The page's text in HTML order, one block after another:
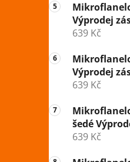
Výprodej
639 Kč
Výprodej
639 Kč
šedé
639 Kč